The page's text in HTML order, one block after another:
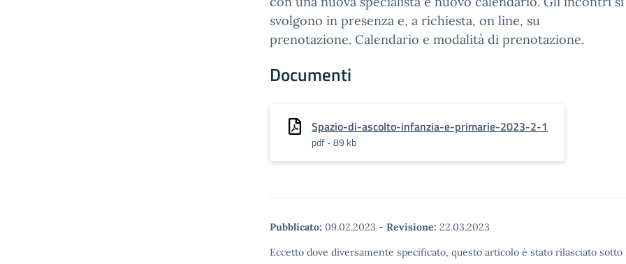
svolgono in presenza e, a richiesta, on line, su
prenotazione. Calendario e modalità di prenotazione.
Documenti
Spazio-di-ascolto-infanzia-e-primarie-2023-2-1
pdf - 89 kb
Pubblicato: 09.02.2023 - Revisione: 22.03.2023
Eccetto dove diversamente specificato, questo articolo è stato rilasciato